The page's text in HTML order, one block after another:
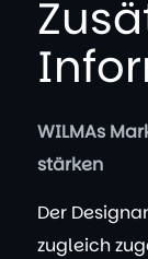
WILMAs
stärken
Der
zugleich